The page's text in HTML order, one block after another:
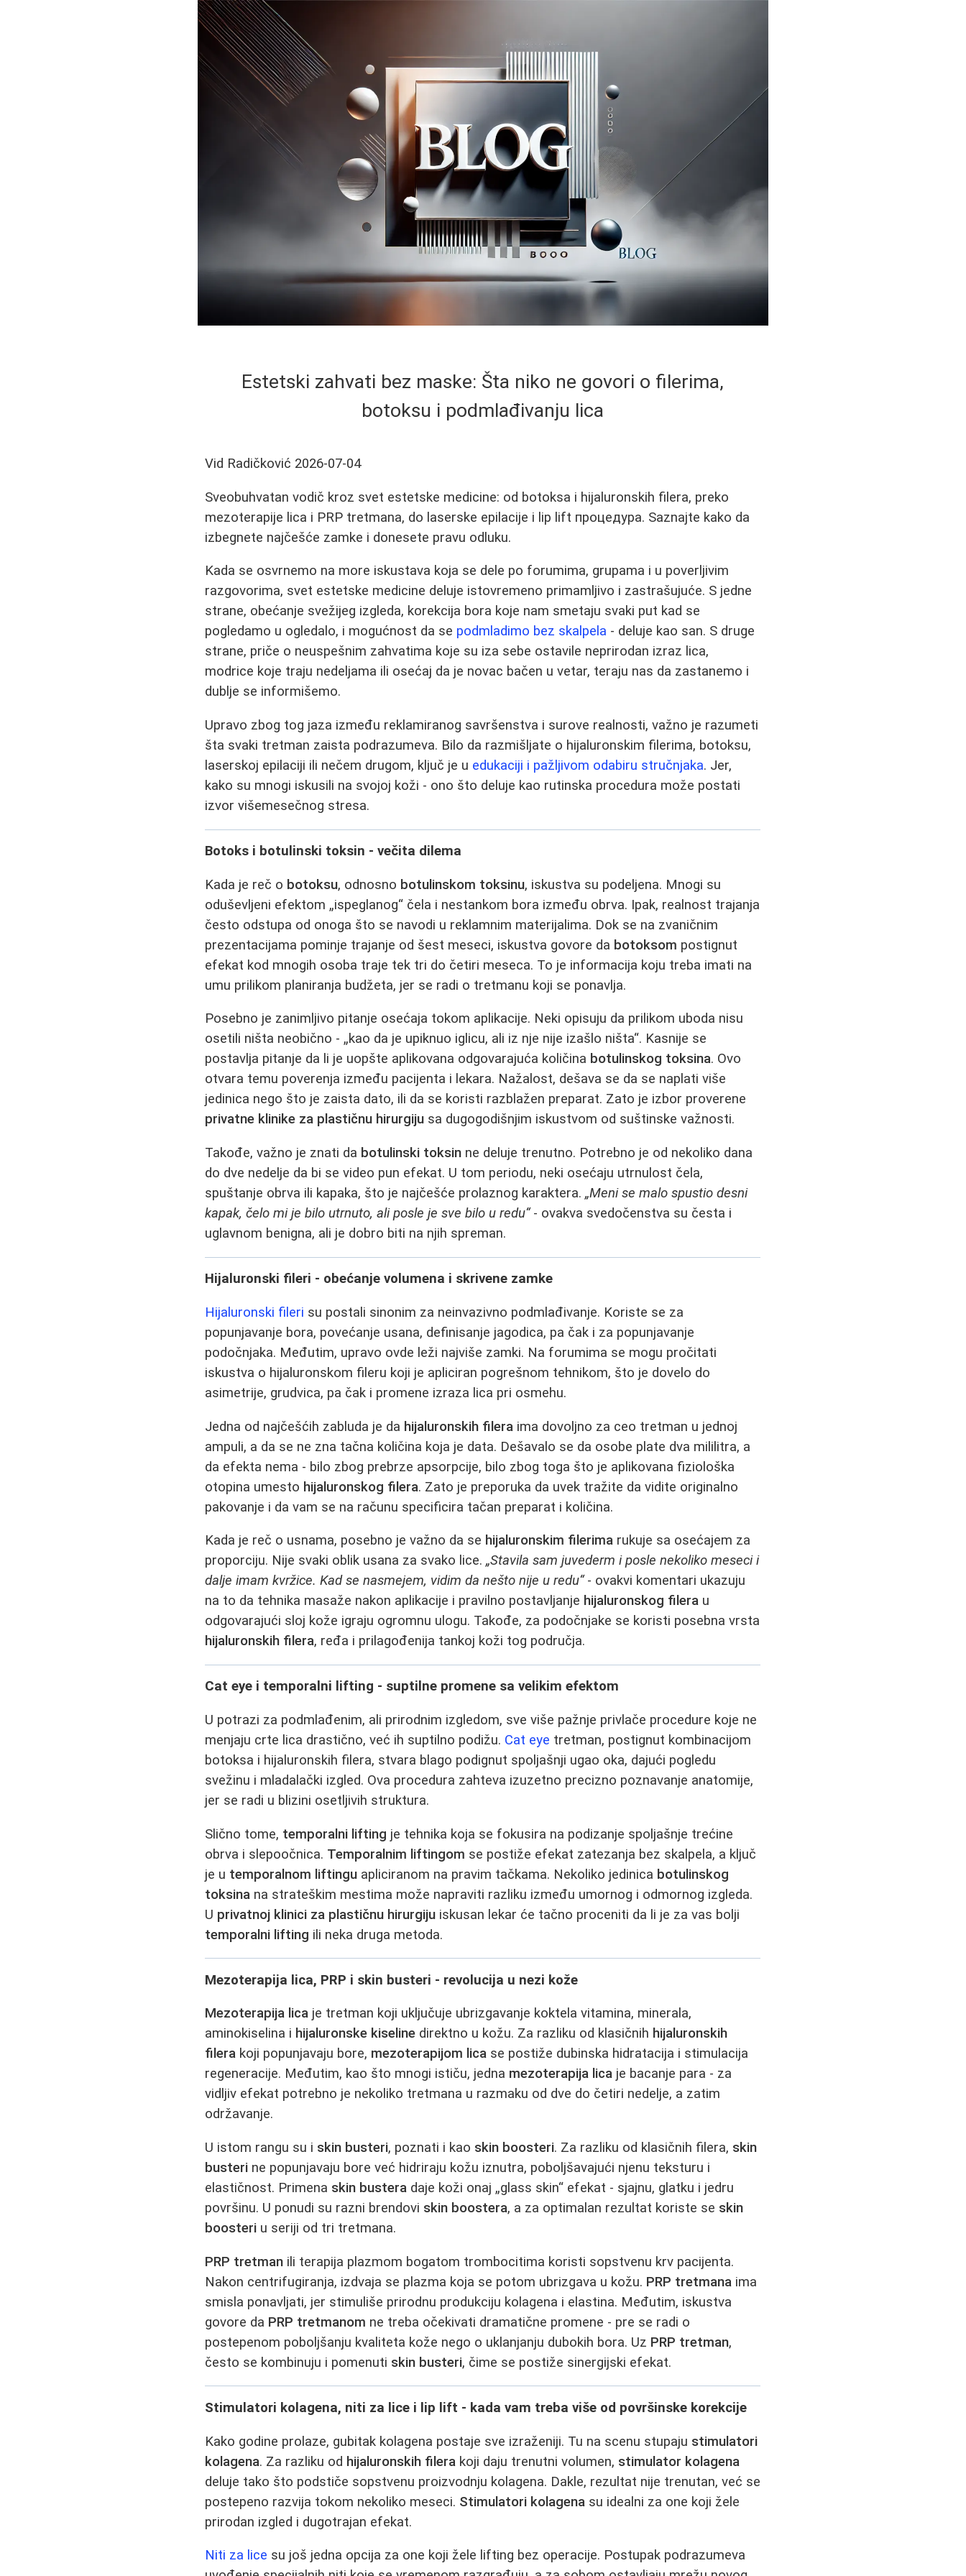
Estetski zahvati bez maske: Šta niko ne govori o filerima,
botoksu i podmlađivanju lica
Vid Radičković 2026-07-04
Sveobuhvatan vodič kroz svet estetske medicine: od botoksa i hijaluronskih filera, preko
mezoterapije lica i PRP tretmana, do laserske epilacije i lip lift процедура. Saznajte kako da
izbegnete najčešće zamke i donesete pravu odluku.
Kada se osvrnemo na more iskustava koja se dele po forumima, grupama i u poverljivim
razgovorima, svet estetske medicine deluje istovremeno primamljivo i zastrašujuće. S jedne
strane, obećanje svežijeg izgleda, korekcija bora koje nam smetaju svaki put kad se
pogledamo u ogledalo, i mogućnost da se podmladimo bez skalpela - deluje kao san. S druge
strane, priče o neuspešnim zahvatima koje su iza sebe ostavile neprirodan izraz lica,
modrice koje traju nedeljama ili osećaj da je novac bačen u vetar, teraju nas da zastanemo i
dublje se informišemo.
Upravo zbog tog jaza između reklamiranog savršenstva i surove realnosti, važno je razumeti
šta svaki tretman zaista podrazumeva. Bilo da razmišljate o hijaluronskim filerima, botoksu,
laserskoj epilaciji ili nečem drugom, ključ je u edukaciji i pažljivom odabiru stručnjaka. Jer,
kako su mnogi iskusili na svojoj koži - ono što deluje kao rutinska procedura može postati
izvor višemesečnog stresa.
Botoks i botulinski toksin - večita dilema
Kada je reč o botoksu, odnosno botulinskom toksinu, iskustva su podeljena. Mnogi su
oduševljeni efektom „ispeglanog“ čela i nestankom bora između obrva. Ipak, realnost trajanja
često odstupa od onoga što se navodi u reklamnim materijalima. Dok se na zvaničnim
prezentacijama pominje trajanje od šest meseci, iskustva govore da botoksom postignut
efekat kod mnogih osoba traje tek tri do četiri meseca. To je informacija koju treba imati na
umu prilikom planiranja budžeta, jer se radi o tretmanu koji se ponavlja.
Posebno je zanimljivo pitanje osećaja tokom aplikacije. Neki opisuju da prilikom uboda nisu
osetili ništa neobično - „kao da je upiknuo iglicu, ali iz nje nije izašlo ništa“. Kasnije se
postavlja pitanje da li je uopšte aplikovana odgovarajuća količina botulinskog toksina. Ovo
otvara temu poverenja između pacijenta i lekara. Nažalost, dešava se da se naplati više
jedinica nego što je zaista dato, ili da se koristi razblažen preparat. Zato je izbor proverene
privatne klinike za plastičnu hirurgiju sa dugogodišnjim iskustvom od suštinske važnosti.
Takođe, važno je znati da botulinski toksin ne deluje trenutno. Potrebno je od nekoliko dana
do dve nedelje da bi se video pun efekat. U tom periodu, neki osećaju utrnulost čela,
spuštanje obrva ili kapaka, što je najčešće prolaznog karaktera.„Meni se malo spustio desni
kapak, čelo mi je bilo utrnuto, ali posle je sve bilo u redu“- ovakva svedočenstva su česta i
uglavnom benigna, ali je dobro biti na njih spreman.
Hijaluronski fileri - obećanje volumena i skrivene zamke
Hijaluronski fileri su postali sinonim za neinvazivno podmlađivanje. Koriste se za
popunjavanje bora, povećanje usana, definisanje jagodica, pa čak i za popunjavanje
podočnjaka. Međutim, upravo ovde leži najviše zamki. Na forumima se mogu pročitati
iskustva o hijaluronskom fileru koji je apliciran pogrešnom tehnikom, što je dovelo do
asimetrije, grudvica, pa čak i promene izraza lica pri osmehu.
Jedna od najčešćih zabluda je da hijaluronskih filera ima dovoljno za ceo tretman u jednoj
ampuli, a da se ne zna tačna količina koja je data. Dešavalo se da osobe plate dva mililitra, a
da efekta nema - bilo zbog prebrze apsorpcije, bilo zbog toga što je aplikovana fiziološka
otopina umesto hijaluronskog filera. Zato je preporuka da uvek tražite da vidite originalno
pakovanje i da vam se na računu specificira tačan preparat i količina.
Kada je reč o usnama, posebno je važno da se hijaluronskim filerima rukuje sa osećajem za
proporciju. Nije svaki oblik usana za svako lice.„Stavila sam juvederm i posle nekoliko meseci i
dalje imam kvržice. Kad se nasmejem, vidim da nešto nije u redu“- ovakvi komentari ukazuju
na to da tehnika masaže nakon aplikacije i pravilno postavljanje hijaluronskog filera u
odgovarajući sloj kože igraju ogromnu ulogu. Takođe, za podočnjake se koristi posebna vrsta
hijaluronskih filera, ređa i prilagođenija tankoj koži tog područja.
Cat eye i temporalni lifting - suptilne promene sa velikim efektom
U potrazi za podmlađenim, ali prirodnim izgledom, sve više pažnje privlače procedure koje ne
menjaju crte lica drastično, već ih suptilno podižu. Cat eye tretman, postignut kombinacijom
botoksa i hijaluronskih filera, stvara blago podignut spoljašnji ugao oka, dajući pogledu
svežinu i mladalački izgled. Ova procedura zahteva izuzetno precizno poznavanje anatomije,
jer se radi u blizini osetljivih struktura.
Slično tome, temporalni lifting je tehnika koja se fokusira na podizanje spoljašnje trećine
obrva i slepoočnica. Temporalnim liftingom se postiže efekat zatezanja bez skalpela, a ključ
je u temporalnom liftingu apliciranom na pravim tačkama. Nekoliko jedinica botulinskog
toksina na strateškim mestima može napraviti razliku između umornog i odmornog izgleda.
U privatnoj klinici za plastičnu hirurgiju iskusan lekar će tačno proceniti da li je za vas bolji
temporalni lifting ili neka druga metoda.
Mezoterapija lica, PRP i skin busteri - revolucija u nezi kože
Mezoterapija lica je tretman koji uključuje ubrizgavanje koktela vitamina, minerala,
aminokiselina i hijaluronske kiseline direktno u kožu. Za razliku od klasičnih hijaluronskih
filera koji popunjavaju bore, mezoterapijom lica se postiže dubinska hidratacija i stimulacija
regeneracije. Međutim, kao što mnogi ističu, jedna mezoterapija lica je bacanje para - za
vidljiv efekat potrebno je nekoliko tretmana u razmaku od dve do četiri nedelje, a zatim
održavanje.
U istom rangu su i skin busteri, poznati i kao skin boosteri. Za razliku od klasičnih filera, skin
busteri ne popunjavaju bore već hidriraju kožu iznutra, poboljšavajući njenu teksturu i
elastičnost. Primena skin bustera daje koži onaj „glass skin“ efekat - sjajnu, glatku i jedru
površinu. U ponudi su razni brendovi skin boostera, a za optimalan rezultat koriste se skin
boosteri u seriji od tri tretmana.
PRP tretman ili terapija plazmom bogatom trombocitima koristi sopstvenu krv pacijenta.
Nakon centrifugiranja, izdvaja se plazma koja se potom ubrizgava u kožu. PRP tretmana ima
smisla ponavljati, jer stimuliše prirodnu produkciju kolagena i elastina. Međutim, iskustva
govore da PRP tretmanom ne treba očekivati dramatične promene - pre se radi o
postepenom poboljšanju kvaliteta kože nego o uklanjanju dubokih bora. Uz PRP tretman,
često se kombinuju i pomenuti skin busteri, čime se postiže sinergijski efekat.
Stimulatori kolagena, niti za lice i lip lift - kada vam treba više od površinske korekcije
Kako godine prolaze, gubitak kolagena postaje sve izraženiji. Tu na scenu stupaju stimulatori
kolagena. Za razliku od hijaluronskih filera koji daju trenutni volumen, stimulator kolagena
deluje tako što podstiče sopstvenu proizvodnju kolagena. Dakle, rezultat nije trenutan, već se
postepeno razvija tokom nekoliko meseci. Stimulatori kolagena su idealni za one koji žele
prirodan izgled i dugotrajan efekat.
Niti za lice su još jedna opcija za one koji žele lifting bez operacije. Postupak podrazumeva